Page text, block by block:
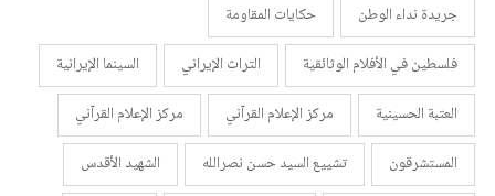
جريدة نداء الوطن
حكايات المقاومة
فلسطين في الأفلام الوثائقية
التراث الإيراني
السينما الإيرانية
العتبة الحسينية
مركز الإعلام القرآني
مركز الإعلام القرآني
المستشرقون
تشييع السيد حسن نصرالله
الشهيد الأقدس